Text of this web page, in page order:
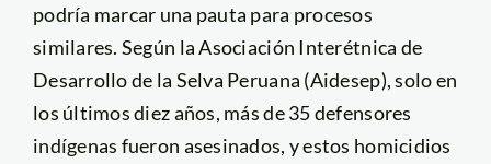
podría marcar una pauta para procesos
similares. Según la Asociación Interétnica de
Desarrollo de la Selva Peruana (Aidesep), solo en
los últimos diez años, más de 35 defensores
indígenas fueron asesinados, y estos homicidios